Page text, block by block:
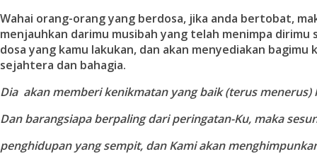
Wahai orang-orang yang berdosa, jika anda bertobat,
menjauhkan darimu musibah yang telah menimpa dirimu
dosa yang kamu lakukan, dan akan menyediakan bagimu
sejahtera dan bahagia.
Dia akan memberi kenikmatan yang baik (terus menerus)
Dan barangsiapa berpaling dari peringatan-Ku, maka
penghidupan yang sempit, dan Kami akan